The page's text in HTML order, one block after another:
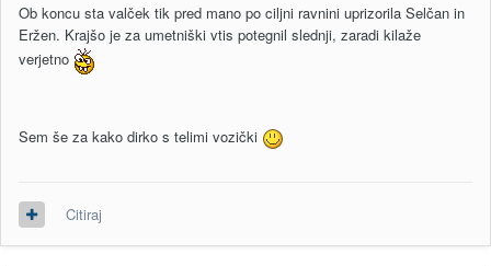
Ob koncu sta valček tik pred mano po ciljni ravnini uprizorila Selčan in
Eržen. Krajšo je za umetniški vtis potegnil slednji, zaradi kilaže
verjetno
Sem še za kako dirko s telimi vozički
Citiraj